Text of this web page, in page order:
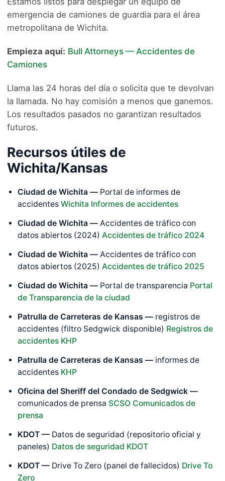
emergencia de camiones de guardia para el área
metropolitana de Wichita.
Empieza aquí: Bull Attorneys — Accidentes de
Camiones
Llama las 24 horas del día o solicita que te devolvan
la llamada. No hay comisión a menos que ganemos.
Los resultados pasados no garantizan resultados
futuros.
Recursos útiles de
Wichita/Kansas
Ciudad de Wichita — Portal de informes de
accidentes Wichita Informes de accidentes
Ciudad de Wichita — Accidentes de tráfico con
datos abiertos (2024) Accidentes de tráfico 2024
Ciudad de Wichita — Accidentes de tráfico con
datos abiertos (2025) Accidentes de tráfico 2025
Ciudad de Wichita — Portal de transparencia Portal
de Transparencia de la ciudad
Patrulla de Carreteras de Kansas — registros de
accidentes (filtro Sedgwick disponible) Registros de
accidentes KHP
Patrulla de Carreteras de Kansas — informes de
accidentes KHP
Oficina del Sheriff del Condado de Sedgwick —
comunicados de prensa SCSO Comunicados de
prensa
KDOT — Datos de seguridad (repositorio oficial y
paneles) Datos de seguridad KDOT
KDOT — Drive To Zero (panel de fallecidos) Drive To
Zero